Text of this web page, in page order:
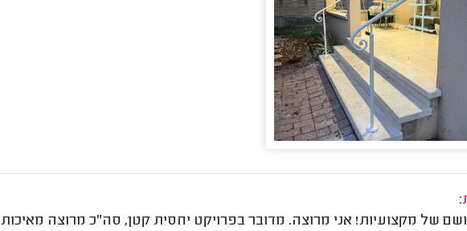
של מקצועיות! אני מרוצה. מדובר בפרויקט יחסית קטן, סה"כ מרוצה מאיכות